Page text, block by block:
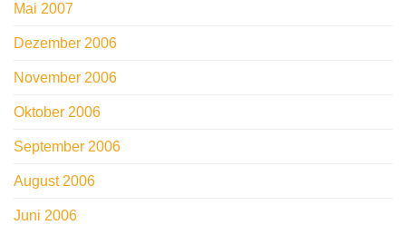
Mai 2007
Dezember 2006
November 2006
Oktober 2006
September 2006
August 2006
Juni 2006